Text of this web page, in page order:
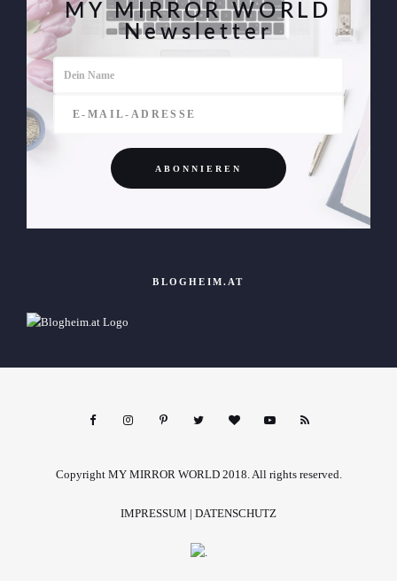
MY MIRROR WORLD
Newsletter
BLOGHEIM.AT
Copyright MY MIRROR WORLD 2018. All rights reserved.
IMPRESSUM | DATENSCHUTZ